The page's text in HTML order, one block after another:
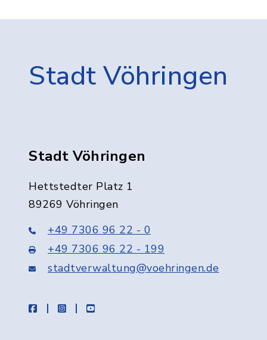
Stadt Vöhringen
Stadt Vöhringen
Hettstedter Platz 1
89269 Vöhringen
+49 7306 96 22 - 0
+49 7306 96 22 - 199
stadtverwaltung@voehringen.de
facebookinstagramyoutube